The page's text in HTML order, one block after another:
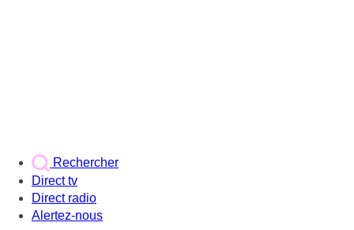
Rechercher
Direct tv
Direct radio
Alertez-nous